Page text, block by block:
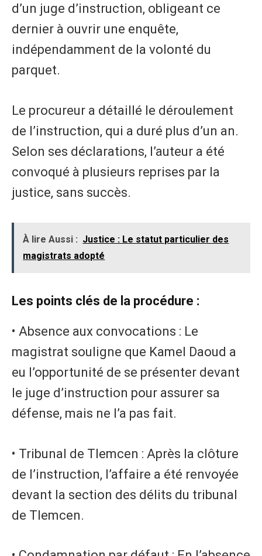
d’un juge d’instruction, obligeant ce
dernier à ouvrir une enquête,
indépendamment de la volonté du
parquet.
Le procureur a détaillé le déroulement
de l’instruction, qui a duré plus d’un an.
Selon ses déclarations, l’auteur a été
convoqué à plusieurs reprises par la
justice, sans succès.
À lire Aussi : Justice : Le statut particulier des
magistrats adopté
Les points clés de la procédure :
• Absence aux convocations : Le
magistrat souligne que Kamel Daoud a
eu l’opportunité de se présenter devant
le juge d’instruction pour assurer sa
défense, mais ne l’a pas fait.
• Tribunal de Tlemcen : Après la clôture
de l’instruction, l’affaire a été renvoyée
devant la section des délits du tribunal
de Tlemcen.